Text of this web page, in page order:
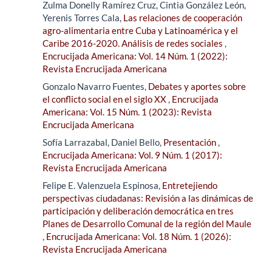
Zulma Donelly Ramírez Cruz, Cintia González León,
Yerenis Torres Cala, Las relaciones de cooperación
agro-alimentaria entre Cuba y Latinoamérica y el
Caribe 2016-2020. Análisis de redes sociales ,
Encrucijada Americana: Vol. 14 Núm. 1 (2022):
Revista Encrucijada Americana
Gonzalo Navarro Fuentes, Debates y aportes sobre
el conflicto social en el siglo XX, Encrucijada
Americana: Vol. 15 Núm. 1 (2023): Revista
Encrucijada Americana
Sofía Larrazabal, Daniel Bello, Presentación,
Encrucijada Americana: Vol. 9 Núm. 1 (2017):
Revista Encrucijada Americana
Felipe E. Valenzuela Espinosa, Entretejiendo
perspectivas ciudadanas: Revisión a las dinámicas de
participación y deliberación democrática en tres
Planes de Desarrollo Comunal de la región del Maule
, Encrucijada Americana: Vol. 18 Núm. 1 (2026):
Revista Encrucijada Americana